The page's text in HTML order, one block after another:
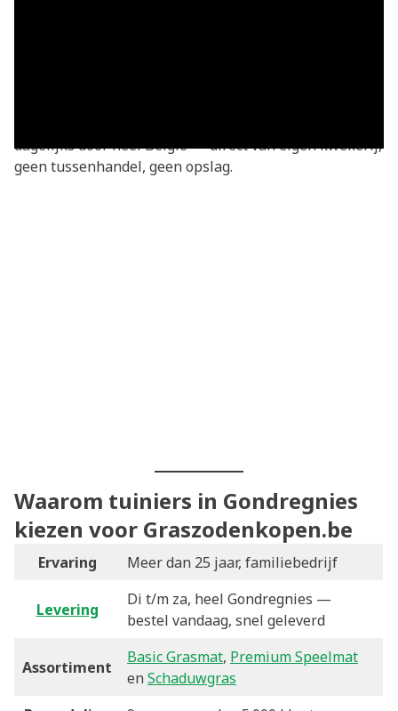
dagelijks door heel België — direct van eigen kwekerij,
geen tussenhandel, geen opslag.
Waarom tuiniers in Gondregnies
kiezen voor Graszodenkopen.be
Ervaring Meer dan 25 jaar, familiebedrijf
Levering
Di t/m za, heel Gondregnies —
bestel vandaag, snel geleverd
Assortiment
Basic Grasmat, Premium Speelmat
en Schaduwgras